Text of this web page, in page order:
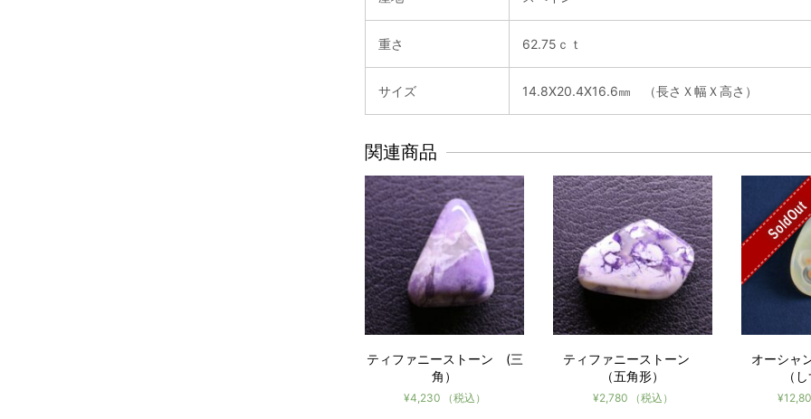
重さ 62.75ｃｔ
サイズ 14.8X20.4X16.6㎜ （長さＸ幅Ｘ高さ）
関連商品
ティファニーストーン (三
角）
¥4,230 （税込）
ティファニーストーン
（五角形）
¥2,780 （税込）
オーシ
（
¥
SoldOut